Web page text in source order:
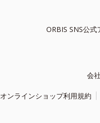
ORBIS SNS公式
会
オンラインショップ利用規約